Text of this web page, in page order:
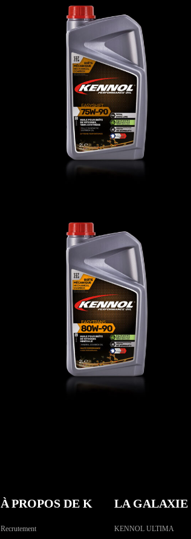
EASYSHIFT 75W-90
AUTO Huiles de transmission
EASYTRANS 80W-90
AUTO Huiles de transmission
À PROPOS DE K
Recrutement
LA GALAXIE
KENNOL ULTIMA